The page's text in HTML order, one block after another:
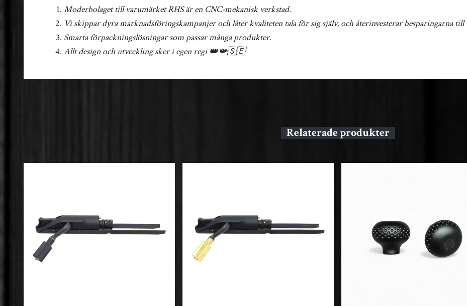
Moderbolaget till varumärket RHS är en CNC-mekanisk verkstad.
Vi skippar dyra marknadsföringskampanjer och låter kvaliteten tala för sig själv, och återinvesterar besparingarna till
Smarta förpackningslösningar som passar många produkter.
Allt design och utveckling sker i egen regi 👑📯🇸🇪